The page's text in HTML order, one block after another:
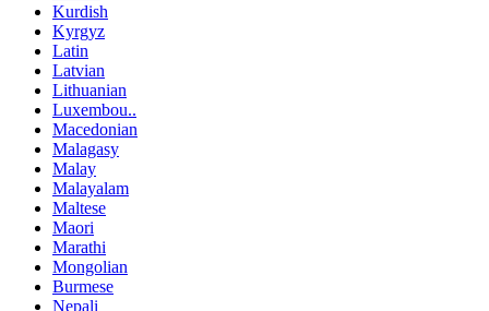
Kurdish
Kyrgyz
Latin
Latvian
Lithuanian
Luxembou..
Macedonian
Malagasy
Malay
Malayalam
Maltese
Maori
Marathi
Mongolian
Burmese
Nepali